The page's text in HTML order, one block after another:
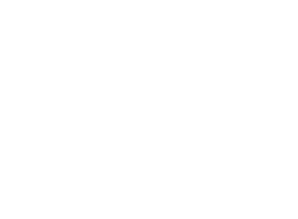
podemos tirar para delante y trabajamos con ilusión
de Juanlu
de 420 millones por el club
el ataque nervionense
antes del cierre
con el Genoa
campo sevillista
Salónica